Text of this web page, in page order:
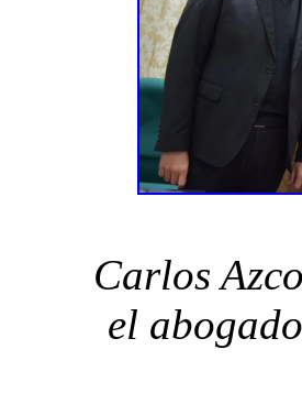
Carlos
el